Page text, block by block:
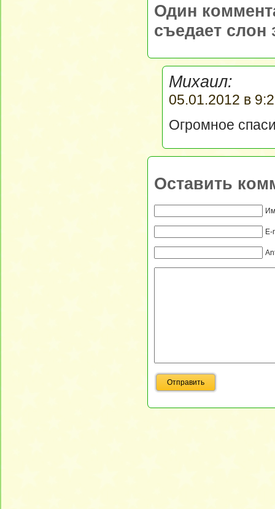
Один
съедает слон
Михаил:
05.01.2012 в
Огромное
Оставить
E-